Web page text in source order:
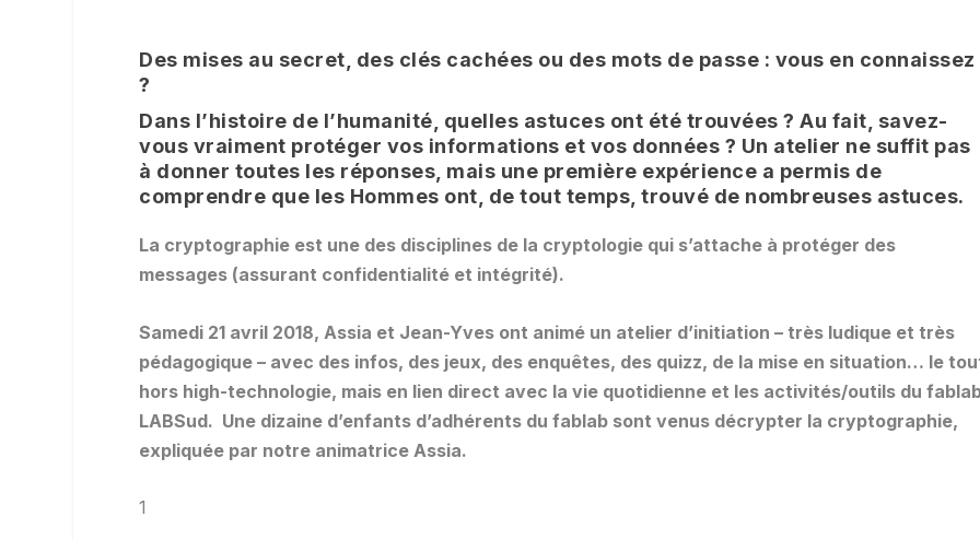
Des mises au secret, des clés cachées ou des mots de passe : vous en connaissez
?
Dans l’histoire de l’humanité, quelles astuces ont été trouvées ? Au fait, savez-
vous vraiment protéger vos informations et vos données ? Un atelier ne suffit pas
à donner toutes les réponses, mais une première expérience a permis de
comprendre que les Hommes ont, de tout temps, trouvé de nombreuses astuces.
La cryptographie est une des disciplines de la cryptologie qui s’attache à protéger des
messages (assurant confidentialité et intégrité).
Samedi 21 avril 2018, Assia et Jean-Yves ont animé un atelier d’initiation – très ludique et très
pédagogique – avec des infos, des jeux, des enquêtes, des quizz, de la mise en situation… le
hors high-technologie, mais en lien direct avec la vie quotidienne et les activités/outils du
LABSud. Une dizaine d’enfants d’adhérents du fablab sont venus décrypter la cryptographie,
expliquée par notre animatrice Assia.
1